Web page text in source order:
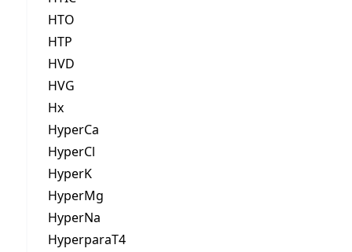
HTO
HTP
HVD
HVG
Hx
HyperCa
HyperCl
HyperK
HyperMg
HyperNa
HyperparaT4